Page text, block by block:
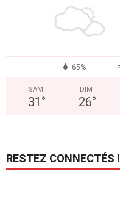
65%
SAM
31 °
DIM
26°
RESTEZ CONNECTÉS !